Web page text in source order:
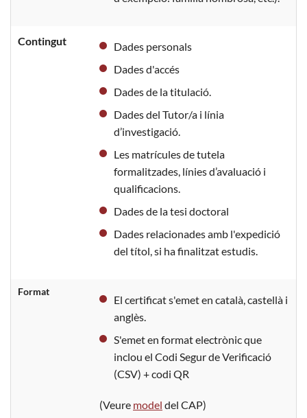
Contingut
Dades personals
Dades d'accés
Dades de la titulació.
Dades del Tutor/a i línia
d’investigació.
Les matrícules de tutela
formalitzades, línies d’avaluació i
qualificacions.
Dades de la tesi doctoral
Dades relacionades amb l'expedició
del títol, si ha finalitzat estudis.
Format
El certificat s'emet en català, castellà i
anglès.
S'emet en format electrònic que
inclou el Codi Segur de Verificació
(CSV) + codi QR
(Veure model del CAP)